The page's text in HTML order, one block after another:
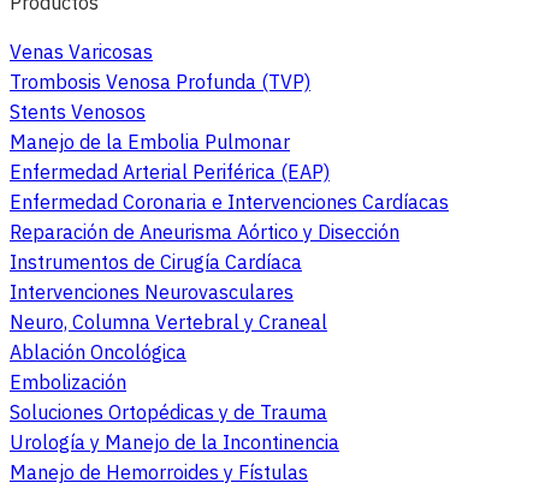
Venas Varicosas
Trombosis Venosa Profunda (TVP)
Stents Venosos
Manejo de la Embolia Pulmonar
Enfermedad Arterial Periférica (EAP)
Enfermedad Coronaria e Intervenciones Cardíacas
Reparación de Aneurisma Aórtico y Disección
Instrumentos de Cirugía Cardíaca
Intervenciones Neurovasculares
Neuro, Columna Vertebral y Craneal
Ablación Oncológica
Embolización
Soluciones Ortopédicas y de Trauma
Urología y Manejo de la Incontinencia
Manejo de Hemorroides y Fístulas